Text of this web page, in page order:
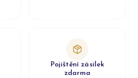
Pojištění zásilek
zdarma